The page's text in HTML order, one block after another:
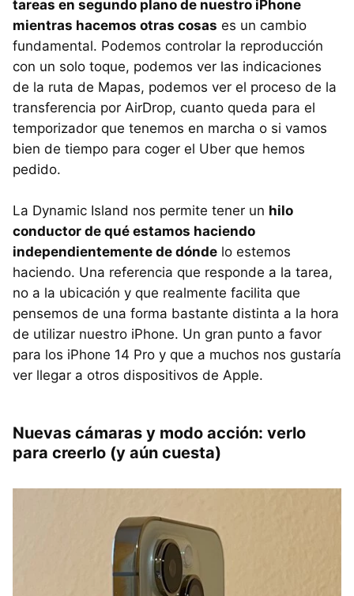
tareas en segundo plano de nuestro iPhone
mientras hacemos otras cosas es un cambio
fundamental. Podemos controlar la reproducción
con un solo toque, podemos ver las indicaciones
de la ruta de Mapas, podemos ver el proceso de la
transferencia por AirDrop, cuanto queda para el
temporizador que tenemos en marcha o si vamos
bien de tiempo para coger el Uber que hemos
pedido.
La Dynamic Island nos permite tener un hilo
conductor de qué estamos haciendo
independientemente de dónde lo estemos
haciendo. Una referencia que responde a la tarea,
no a la ubicación y que realmente facilita que
pensemos de una forma bastante distinta a la hora
de utilizar nuestro iPhone. Un gran punto a favor
para los iPhone 14 Pro y que a muchos nos gustaría
ver llegar a otros dispositivos de Apple.
Nuevas cámaras y modo acción: verlo
para creerlo (y aún cuesta)